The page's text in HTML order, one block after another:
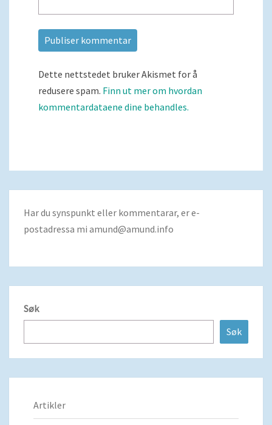
Dette nettstedet bruker Akismet for å
redusere spam. Finn ut mer om hvordan
kommentardataene dine behandles.
Har du synspunkt eller kommentarar, er e-
postadressa mi amund@amund.info
Søk
Søk
Artikler